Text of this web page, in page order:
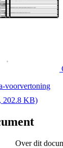
voorvertoning
202.8 KB)
Over dit